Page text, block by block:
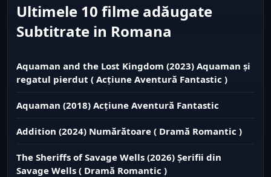
Ultimele 10 filme adăugate
Subtitrate in Romana
Aquaman and the Lost Kingdom (2023) Aquaman și
regatul pierdut ( Acțiune Aventură Fantastic )
Aquaman (2018) Acțiune Aventură Fantastic
Addition (2024) Numărătoare ( Dramă Romantic )
The Sheriffs of Savage Wells (2026) Șerifii din
Savage Wells ( Dramă Romantic )